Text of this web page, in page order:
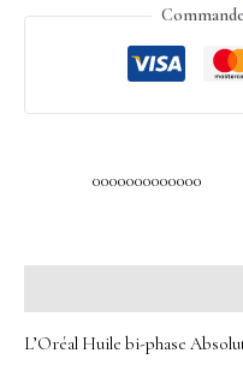
0000000000000
L’Oréal Huile bi-phase